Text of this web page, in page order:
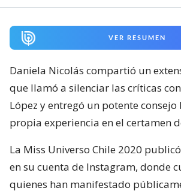
VER RESUMEN
Daniela Nicolás compartió un
que llamó a silenciar las críticas
López y entregó un potente consejo
propia experiencia en el certamen
La Miss Universo Chile 2020
en su cuenta de Instagram, donde
quienes han manifestado